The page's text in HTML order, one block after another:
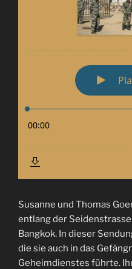
Susanne und Thomas
entlang der
Bangkok. In dieser
die sie auch in das
Geheimdienstes führte.